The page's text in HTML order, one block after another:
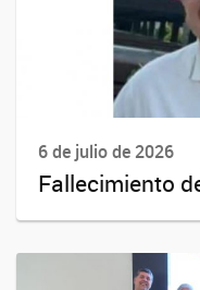
6 de julio de 2026
Fallecimiento